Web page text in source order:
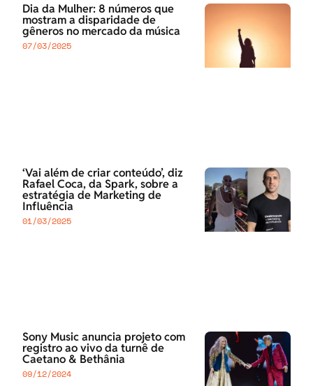
Dia da Mulher: 8 números que
mostram a disparidade de
gêneros no mercado da música
07/03/2025
‘Vai além de criar conteúdo’, diz
Rafael Coca, da Spark, sobre a
estratégia de Marketing de
Influência
01/03/2025
Sony Music anuncia projeto com
registro ao vivo da turnê de
Caetano & Bethânia
09/12/2024